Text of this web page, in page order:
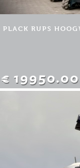
PLACK RUPS
€ 19950.00